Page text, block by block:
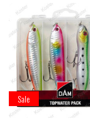
Sale